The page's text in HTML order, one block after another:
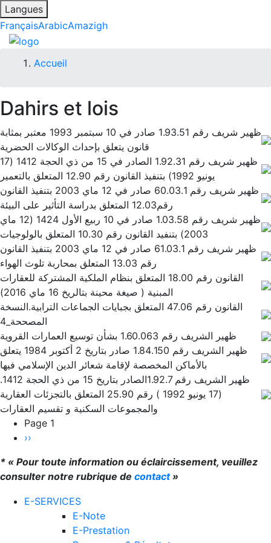
Langues
FrançaisArabicAmazigh
Fil Accueil
Dahirs et lois
ظهير شريف رقم 1.93.51 صادر في 10 سبتمبر 1993 معتبر بمثابة
قانون يتعلق بإحداث الوكالات الحضرية
ظهير شريف رقم 1.92.31 الصادر في 15 من ذي الحجة 1412 (17
يونيو 1992) بتنفيذ القانون رقم 12.90 المتعلق بالتعمير
ظهير شريف رقم 60.03.1 صادر في 12 ماي 2003 بتنفيذ القانون
رقم12.03 المتعلق بدراسة التأثير على البيئة
ظهير شريف رقم 1.03.58 صادر في 10 ربيع الأول 1424 (12 ماي
2003) بتنفيد القانون رقم 10.30 المتعلق بالولوجيات
ظهير شريف رقم 61.03.1 صادر في 12 ماي 2003 بتنفيذ القانون
رقم 13.03 المتعلق بمحاربة تلوث الهواء
القانون رقم 18.00 المتعلق بنظام الملكية المشتركة للعقارات
المبنية ( صيغة محينة بتالريخ 16 ماي 2016)
القانون رقم 47.06 المتعلق بجبايات الجماعات الترابية.النسخة
المصححة_4
ظهير الشريف رقم 1.60.063 بشأن توسيع العمارات القروية
ظهير الشريف رقم 1.84.150 صادر بتاريخ 2 أكتوبر 1984 يتعلق
بالأماكن المخصصة لإقامة شعائر الدين الإسلامي فيها
ظهير الشريف رقم 1.92.7الصادر بتاريخ 15 من ذي الحجة 1412.
(17 يونيو 1992 ) رقم 25.90 المتعلق بالتجزئات العقارية
والمجموعات السكنية و تقسيم العقارات
Pagination
Page 1
Page
››
* « Pour toute information ou éclaircissement, veuillez
consulter notre rubrique de contact»
E-SERVICES
E-Note
E-Prestation